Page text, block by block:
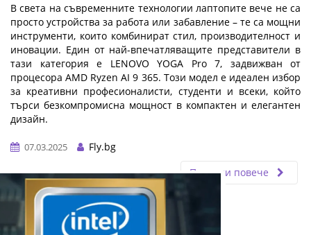
В света на съвременните технологии лаптопите вече не са
просто устройства за работа или забавление – те са мощни
инструменти, които комбинират стил, производителност и
иновации. Един от най-впечатляващите представители в
тази категория е LENOVO YOGA Pro 7, задвижван от
процесора AMD Ryzen AI 9 365. Този модел е идеален избор
за креативни професионалисти, студенти и всеки, който
търси безкомпромисна мощност в компактен и елегантен
дизайн.
…
07.03.2025
Fly.bg
Прочети повече